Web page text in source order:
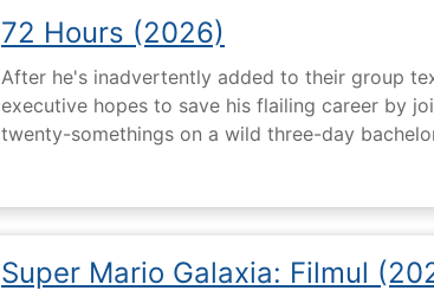
72 Hours (2026)
After he's inadvertently added to their group
executive hopes to save his flailing career by
twenty-somethings on a wild three-day
Super Mario Galaxia: Filmul